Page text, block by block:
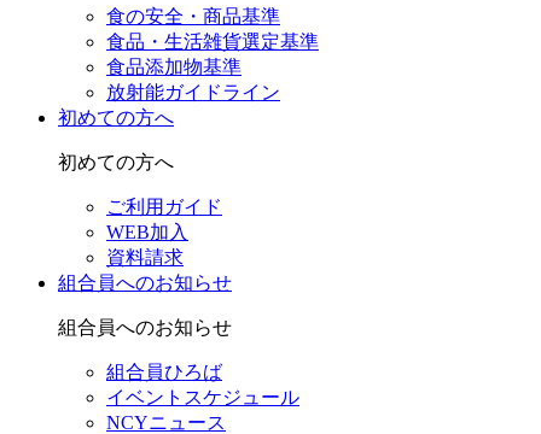
食の安全・商品基準
食品・生活雑貨選定基準
食品添加物基準
放射能ガイドライン
初めての方へ
初めての方へ
ご利用ガイド
WEB加入
資料請求
組合員へのお知らせ
組合員へのお知らせ
組合員ひろば
イベントスケジュール
NCYニュース